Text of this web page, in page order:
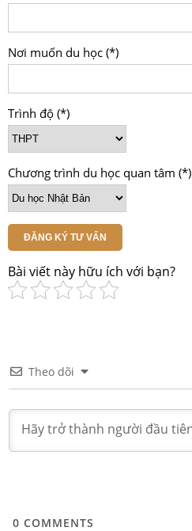
Nơi muốn du học (*)
Trình độ (*)
Chương trình du học quan tâm (*)
ĐĂNG KÝ TƯ VẤN
Bài viết này hữu ích với bạn?
Theo dõi
0 COMMENTS